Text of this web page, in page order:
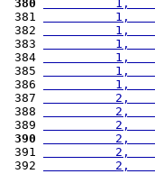
380
1,
381
1,
382
1,
383
1,
384
1,
385
1,
386
1,
387
2,
388
2,
389
2,
390
2,
391
2,
392
2,